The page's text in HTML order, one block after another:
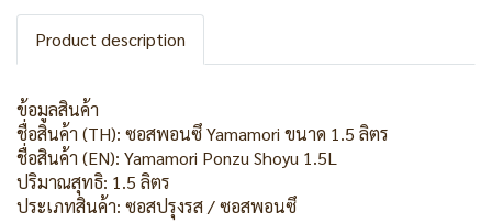
Product description
ข้อมูลสินค้า
ชื่อสินค้า (TH): ซอสพอนซึ Yamamori ขนาด 1.5 ลิตร
ชื่อสินค้า (EN): Yamamori Ponzu Shoyu 1.5L
ปริมาณสุทธิ: 1.5 ลิตร
ประเภทสินค้า: ซอสปรุงรส / ซอสพอนซึ